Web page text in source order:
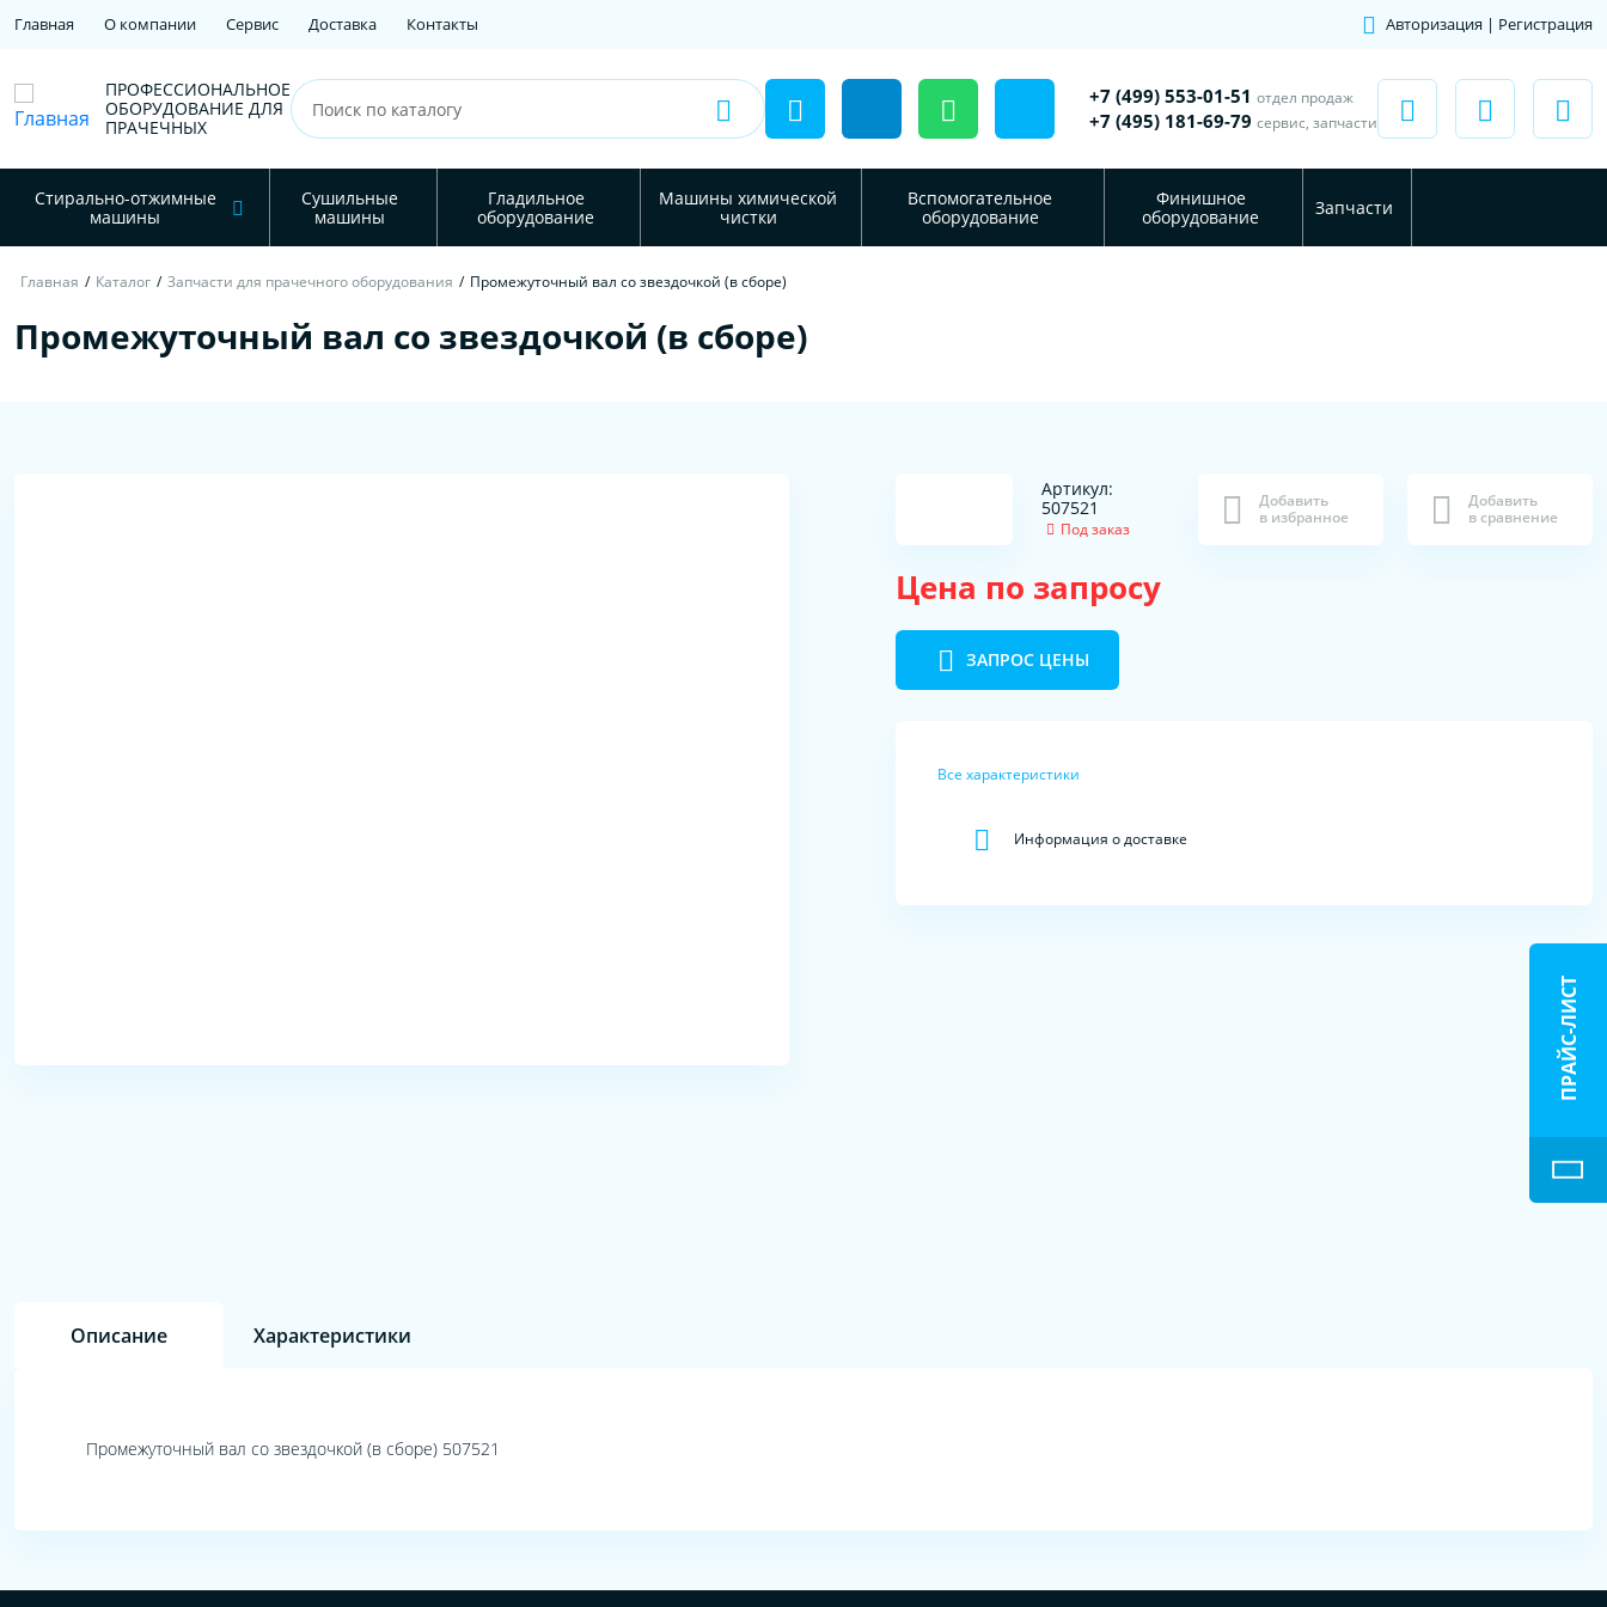
Главная О компании Сервис Доставка Контакты Авторизация | Регистрация
ПРОФЕССИОНАЛЬНОЕ
ОБОРУДОВАНИЕ ДЛЯ
ПРАЧЕЧНЫХ
+7 (499) 553-01-51 отдел продаж
+7 (495) 181-69-79 сервис, запчасти
Стирально-отжимные
машины
Сушильные
машины
Гладильное
оборудование
Машины химической
чистки
Вспомогательное
оборудование
Финишное
оборудование
Запчасти
Главная / Каталог / Запчасти для прачечного оборудования / Промежуточный вал со звездочкой (в сборе)
Промежуточный вал со звездочкой (в сборе)
Артикул:
507521
Под заказ
Добавить
в избранное
Добавить
в сравнение
Цена по запросу
ЗАПРОС ЦЕНЫ
Все характеристики
Информация о доставке
Описание Характеристики
Промежуточный вал со звездочкой (в сборе) 507521
ПРАЙС-ЛИСТ